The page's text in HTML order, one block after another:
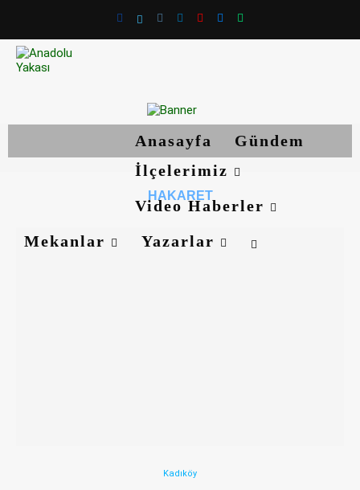
Anasayfa
Gündem
İlçelerimiz
Video Haberler
Mekanlar
Yazarlar
HAKARET
Kadıköy